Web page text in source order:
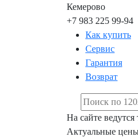
Кемерово
+7 983 225 99-94
Как купить
Сервис
Гарантия
Возврат
На сайте
Актуальные